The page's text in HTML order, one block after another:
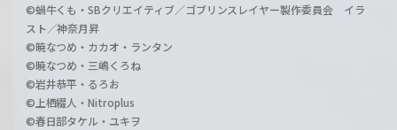
©蝸牛くも・SBクリエイティブ／ゴブリンスレイヤー製作委員会 イラ
スト／神奈月昇
©暁なつめ・カカオ・ランタン
©暁なつめ・三嶋くろね
©岩井恭平・るろお
©上栖綴人・Nitroplus
©春日部タケル・ユキヲ